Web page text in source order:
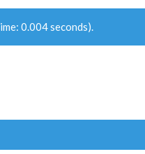
0.004 seconds).